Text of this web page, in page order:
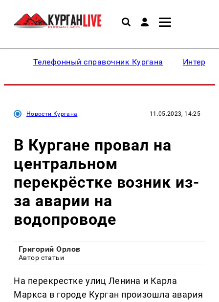
Телефонный справочник Кургана
Новости Кургана 11.05.2023, 14:25
В Кургане провал на
центральном
перекрёстке возник из-
за аварии на
водопроводе
Григорий Орлов
Автор статьи
На перекрестке улиц Ленина и Карла
Маркса в городе Курган произошла авария